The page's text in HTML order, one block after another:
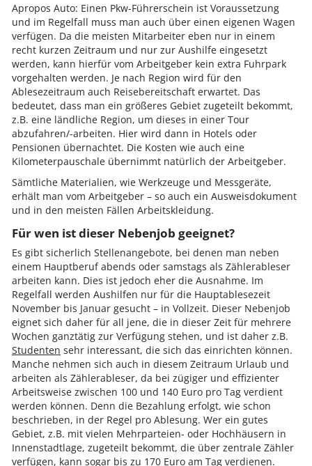
Apropos Auto: Einen Pkw-Führerschein ist Voraussetzung
und im Regelfall muss man auch über einen eigenen Wagen
verfügen. Da die meisten Mitarbeiter eben nur in einem
recht kurzen Zeitraum und nur zur Aushilfe eingesetzt
werden, kann hierfür vom Arbeitgeber kein extra Fuhrpark
vorgehalten werden. Je nach Region wird für den
Ablesezeitraum auch Reisebereitschaft erwartet. Das
bedeutet, dass man ein größeres Gebiet zugeteilt bekommt,
z.B. eine ländliche Region, um dieses in einer Tour
abzufahren/-arbeiten. Hier wird dann in Hotels oder
Pensionen übernachtet. Die Kosten wie auch eine
Kilometerpauschale übernimmt natürlich der Arbeitgeber.
Sämtliche Materialien, wie Werkzeuge und Messgeräte,
erhält man vom Arbeitgeber – so auch ein Ausweisdokument
und in den meisten Fällen Arbeitskleidung.
Für wen ist dieser Nebenjob geeignet?
Es gibt sicherlich Stellenangebote, bei denen man neben
einem Hauptberuf abends oder samstags als Zählerableser
arbeiten kann. Dies ist jedoch eher die Ausnahme. Im
Regelfall werden Aushilfen nur für die Hauptablesezeit
November bis Januar gesucht – in Vollzeit. Dieser Nebenjob
eignet sich daher für all jene, die in dieser Zeit für mehrere
Wochen ganztätig zur Verfügung stehen, und ist daher z.B.
Studenten sehr interessant, die sich das einrichten können.
Manche nehmen sich auch in diesem Zeitraum Urlaub und
arbeiten als Zählerableser, da bei zügiger und effizienter
Arbeitsweise zwischen 100 und 140 Euro pro Tag verdient
werden können. Denn die Bezahlung erfolgt, wie schon
beschrieben, in der Regel pro Ablesung. Wer ein gutes
Gebiet, z.B. mit vielen Mehrparteien- oder Hochhäusern in
Innenstadtlage, zugeteilt bekommt, die über zentrale Zähler
verfügen, kann sogar bis zu 170 Euro am Tag verdienen.